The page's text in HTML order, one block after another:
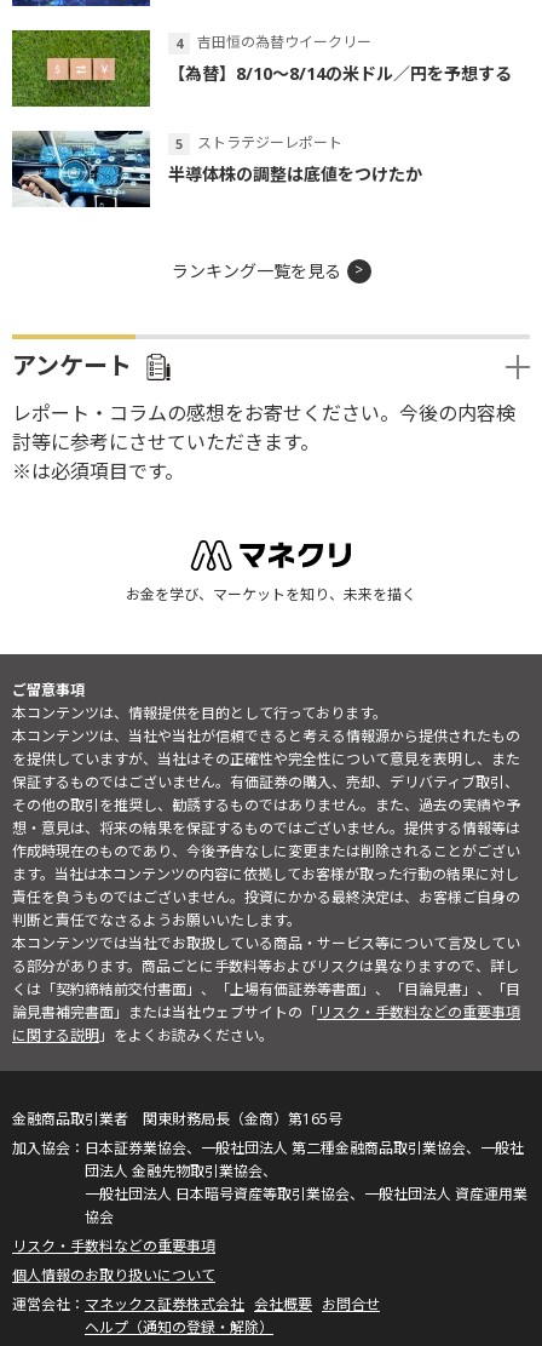
吉田恒の為替ウイークリー
【為替】8/10～8/14の米ドル／円を予想する
ストラテジーレポート
半導体株の調整は底値をつけたか
ランキング一覧を見る
アンケート
レポート・コラムの感想をお寄せください。今後の内容検
討等に参考にさせていただきます。
※は必須項目です。
お金を学び、マーケットを知り、未来を描く
ご留意事項
本コンテンツは、情報提供を目的として行っております。
本コンテンツは、当社や当社が信頼できると考える情報源から提供されたもの
を提供していますが、当社はその正確性や完全性について意見を表明し、また
保証するものではございません。有価証券の購入、売却、デリバティブ取引、
その他の取引を推奨し、勧誘するものではありません。また、過去の実績や予
想・意見は、将来の結果を保証するものではございません。提供する情報等は
作成時現在のものであり、今後予告なしに変更または削除されることがござい
ます。当社は本コンテンツの内容に依拠してお客様が取った行動の結果に対し
責任を負うものではございません。投資にかかる最終決定は、お客様ご自身の
判断と責任でなさるようお願いいたします。
本コンテンツでは当社でお取扱している商品・サービス等について言及してい
る部分があります。商品ごとに手数料等およびリスクは異なりますので、詳し
くは「契約締結前交付書面」、「上場有価証券等書面」、「目論見書」、「目
論見書補完書面」または当社ウェブサイトの「リスク・手数料などの重要事項
に関する説明」をよくお読みください。
金融商品取引業者 関東財務局長（金商）第165号
日本証券業協会、一般社団法人 第二種金融商品取引業協会、一般社
団法人 金融先物取引業協会、
一般社団法人 日本暗号資産等取引業協会、一般社団法人 資産運用業
協会
リスク・手数料などの重要事項
個人情報のお取り扱いについて
マネックス証券株式会社 会社概要 お問合せ
ヘルプ（通知の登録・解除）